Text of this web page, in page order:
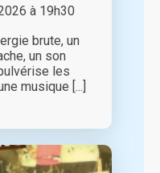
à 19h30
brute, un
un son
les
musique [...]